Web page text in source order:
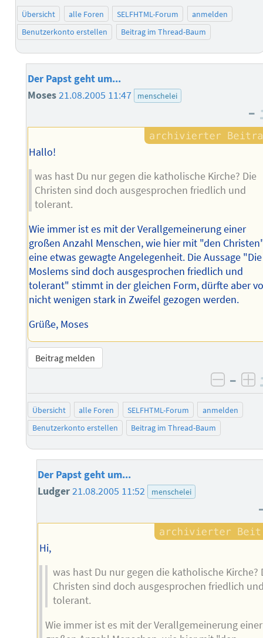
Übersicht alle Foren SELFHTML-Forum
anmelden
Benutzerkonto erstellen
Beitrag im Thread-Baum
Der Papst geht um...
Moses21.08.2005 11:47 menschelei
–
Hallo!
was hast Du nur gegen die katholische Kirche? Die
Christen sind doch ausgesprochen friedlich und
tolerant.
Wie immer ist es mit der Verallgemeinerung einer
großen Anzahl Menschen, wie hier mit "den
eine etwas gewagte Angelegenheit. Die Aussage "Die
Moslems sind doch ausgesprochen friedlich und
tolerant" stimmt in der gleichen Form, dürfte aber
nicht wenigen stark in Zweifel gezogen werden.
Grüße, Moses
Beitrag melden
–
Übersicht alle Foren SELFHTML-Forum
anmelden
Benutzerkonto erstellen
Beitrag im Thread-Baum
Der Papst geht um...
Ludger21.08.2005 11:52 menschelei
Hi,
was hast Du nur gegen die katholische Kirche?
Christen sind doch ausgesprochen friedlich
tolerant.
Wie immer ist es mit der Verallgemeinerung einer